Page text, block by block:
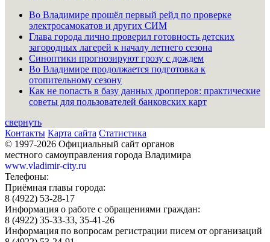
Во Владимире прошёл первый рейд по проверке
электросамокатов и других СИМ
Глава города лично проверил готовность детских
загородных лагерей к началу летнего сезона
Синоптики прогнозируют грозу с дождем
Во Владимире продолжается подготовка к
отопительному сезону
Как не попасть в базу данных дропперов: практические
советы для пользователей банковских карт
свернуть
Контакты Карта сайта Статистика
© 1997-2026 Официальный сайт органов
местного самоуправления города Владимира
www.vladimir-city.ru
Телефоны:
Приёмная главы города:
8 (4922) 53-28-17
Информация о работе с обращениями граждан:
8 (4922) 35-33-33, 35-41-26
Информация по вопросам регистрации писем от организаций